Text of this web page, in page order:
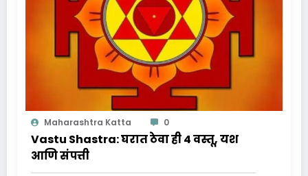
Maharashtra Katta 0
Vastu Shastra: घरात ठेवा ही 4 वस्तू, यश
आणि संपत्ती